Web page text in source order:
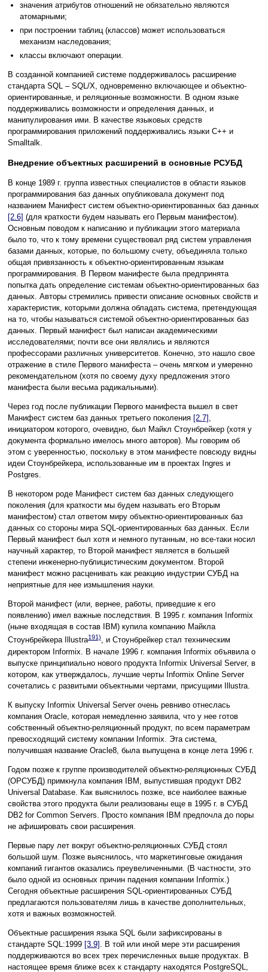
значения атрибутов отношений не обязательно являются
атомарными;
при построении таблиц (классов) может использоваться
механизм наследования;
классы включают операции.
В созданной компанией системе поддерживалось расширение
стандарта SQL – SQL/X, одновременно включающее и объектно-
ориентированные, и реляционные возможности. В одном языке
поддерживались возможности и определения данных, и
манипулирования ими. В качестве языковых средств
программирования приложений поддерживались языки C++ и
Smalltalk.
Внедрение объектных расширений в основные РСУБД
В конце 1989 г. группа известных специалистов в области языков
программирования баз данных опубликовала документ под
названием Манифест систем объектно-ориентированных баз данных
[2.6] (для краткости будем называть его Первым манифестом).
Основным поводом к написанию и публикации этого материала
было то, что к тому времени существовал ряд систем управления
базами данных, которые, по большому счету, объединяла только
общая привязанность к объектно-ориентированным языкам
программирования. В Первом манифесте была предпринята
попытка дать определение системам объектно-ориентированных баз
данных. Авторы стремились привести описание основных свойств и
характеристик, которыми должна обладать система, претендующая
на то, чтобы называться системой объектно-ориентированных баз
данных. Первый манифест был написан академическими
исследователями; почти все они являлись и являются
профессорами различных университетов. Конечно, это нашло свое
отражение в стиле Первого манифеста – очень мягком и умеренно
рекомендательном (хотя по своему духу предложения этого
манифеста были весьма радикальными).
Через год после публикации Первого манифеста вышел в свет
Манифест систем баз данных третьего поколения [2.7] ,
инициатором которого, очевидно, был Майкл Стоунбрейкер (хотя у
документа формально имелось много авторов). Мы говорим об
этом с уверенностью, поскольку в этом манифесте повсюду видны
идеи Стоунбрейкера, использованные им в проектах Ingres и
Postgres.
В некотором роде Манифест систем баз данных следующего
поколения (для краткости мы будем называть его Вторым
манифестом) стал ответом миру объектно-ориентированных баз
данных со стороны мира SQL-ориентированных баз данных. Если
Первый манифест был хотя и немного путанным, но все-таки носил
научный характер, то Второй манифест является в большей
степени инженерно-публицистическим документом. Второй
манифест можно расценивать как реакцию индустрии СУБД на
неприятные для нее измышления науки.
Второй манифест (или, вернее, работы, приведшие к его
появлению) имел важные последствия. В 1995 г. компания Informix
(ныне входящая в состав IBM) купила компанию Майкла
Стоунбрейкера Illustra191), и Стоунбрейкер стал техническим
директором Informix. В начале 1996 г. компания Informix объявила о
выпуске принципиально нового продукта Informix Universal Server, в
котором, как утверждалось, лучшие черты Informix Online Server
сочетались с развитыми объектными чертами, присущими Illustra.
К выпуску Informix Universal Server очень ревниво отнеслась
компания Oracle, которая немедленно заявила, что у нее готов
собственный объектно-реляционный продукт, по всем параметрам
превосходящий систему компании Informix. Эта система,
получившая название Oracle8, была выпущена в конце лета 1996 г.
Годом позже к группе производителей объектно-реляционных СУБД
(ОРСУБД) примкнула компания IBM, выпустившая продукт DB2
Universal Database. Как выяснилось позже, все наиболее важные
свойства этого продукта были реализованы еще в 1995 г. в СУБД
DB2 for Common Servers. Просто компания IBM предпочла до поры
не афишировать свои расширения.
Первые пару лет вокруг объектно-реляционных СУБД стоял
большой шум. Позже выяснилось, что маркетинговые ожидания
компаний гигантов оказались преувеличенными. (В частности, это
было одной из основных причин падения компании Informix.)
Сегодня объектные расширения SQL-ориентированных СУБД
предлагаются пользователям лишь в качестве дополнительных,
хотя и важных возможностей.
Объектные расширения языка SQL были зафиксированы в
стандарте SQL:1999 [3.9] . В той или иной мере эти расширения
поддерживаются во всех трех перечисленных выше продуктах. В
настоящее время ближе всех к стандарту находятся PostgreSQL,